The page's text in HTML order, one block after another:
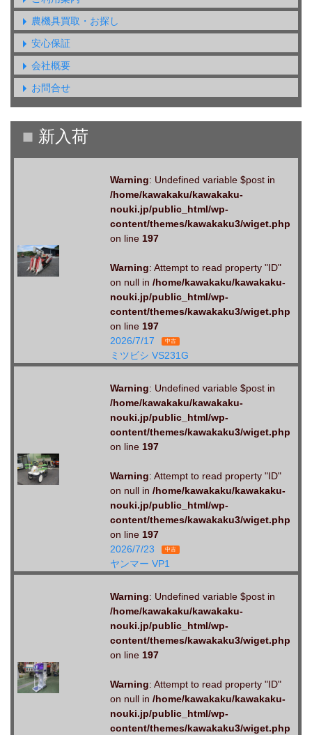
農機具買取・お探し
安心保証
会社概要
お問合せ
Warning: Undefined variable $post in
/home/kawakaku/kawakaku-
nouki.jp/public_html/wp-
content/themes/kawakaku3/wiget.php
on line 197
Warning: Attempt to read property "ID"
on null in /home/kawakaku/kawakaku-
nouki.jp/public_html/wp-
content/themes/kawakaku3/wiget.php
on line 197
2026/7/17
中古
ミツビシ VS231G
Warning: Undefined variable $post in
/home/kawakaku/kawakaku-
nouki.jp/public_html/wp-
content/themes/kawakaku3/wiget.php
on line 197
Warning: Attempt to read property "ID"
on null in /home/kawakaku/kawakaku-
nouki.jp/public_html/wp-
content/themes/kawakaku3/wiget.php
on line 197
2026/7/23
中古
ヤンマー VP1
Warning: Undefined variable $post in
/home/kawakaku/kawakaku-
nouki.jp/public_html/wp-
content/themes/kawakaku3/wiget.php
on line 197
Warning: Attempt to read property "ID"
on null in /home/kawakaku/kawakaku-
nouki.jp/public_html/wp-
content/themes/kawakaku3/wiget.php